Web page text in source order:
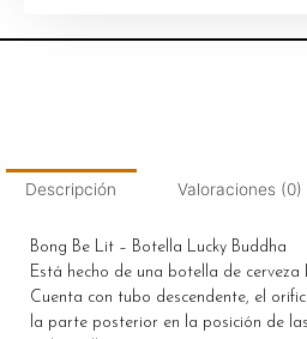
Descripción Valoraciones (0)
Bong Be Lit – Botella Lucky Buddha
Está hecho de una botella de cerveza
Cuenta con tubo descendente, el
la parte posterior en la posición de